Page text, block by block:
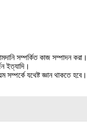
সম্পর্কিত কাজ সম্পাদন করা।
ইত্যাদি।
যথেষ্ট জ্ঞান থাকতে হবে।